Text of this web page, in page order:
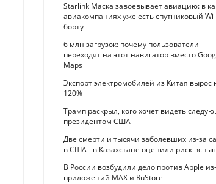
Starlink Маска завоевывает авиацию: в
авиакомпаниях уже есть спутниковый
борту
6 млн загрузок: почему пользователи
переходят на этот навигатор вместо
Maps
Экспорт электромобилей из Китая вырос
120%
Трамп раскрыл, кого хочет видеть
президентом США
Две смерти и тысячи заболевших из-за
в США - в Казахстане оценили риск
В России возбудили дело против Apple
приложений MAX и RuStore